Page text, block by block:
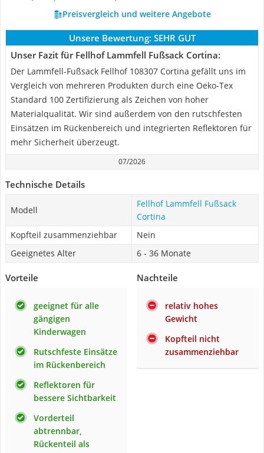
Preisvergleich und weitere Angebote
Unsere Bewertung: SEHR GUT
Unser Fazit für Fellhof Lammfell Fußsack Cortina:
Der Lammfell-Fußsack Fellhof 108307 Cortina gefällt uns im
Vergleich von mehreren Produkten durch eine Oeko-Tex
Standard 100 Zertifizierung als Zeichen von hoher
Materialqualität. Wir sind außerdem von den rutschfesten
Einsätzen im Rückenbereich und integrierten Reflektoren für
mehr Sicherheit überzeugt.
07/2026
Technische Details
Modell
Fellhof Lammfell Fußsack
Cortina
Kopfteil zusammenziehbar
Nein
Geeignetes Alter
6 - 36 Monate
Vorteile
geeignet für alle
gängigen
Kinderwagen
Rutschfeste Einsätze
im Rückenbereich
Reflektoren für
bessere Sichtbarkeit
Vorderteil
abtrennbar,
Rückenteil als
Nachteile
relativ hohes
Gewicht
Kopfteil nicht
zusammenziehbar